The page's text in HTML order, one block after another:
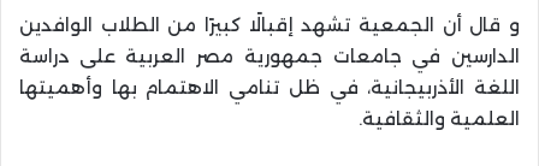
و قال أن الجمعية تشهد إقبالًا كبيرًا من الطلاب الوافدين
الدارسين في جامعات جمهورية مصر العربية على دراسة
اللغة الأذربيجانية، في ظل تنامي الاهتمام بها وأهميتها
العلمية والثقافية.